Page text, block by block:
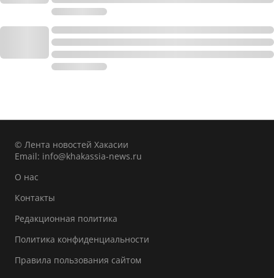
© Лента новостей Хакасии
Email: info@khakassia-news.ru
О нас
Контакты
Редакционная политика
Политика конфиденциальности
Правила пользования сайтом